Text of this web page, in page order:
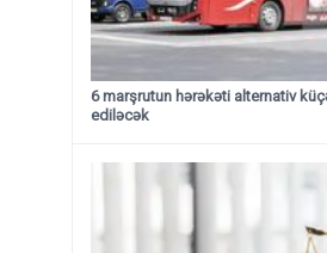
6 marşrutun hərəkəti alternativ
ediləcək